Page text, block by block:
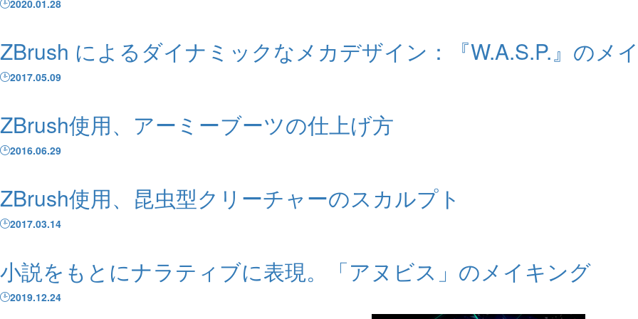
2020.01.28
ZBrush によるダイナミックなメカデザイン：『W.A.S.P.』のメ
2017.05.09
ZBrush使用、アーミーブーツの仕上げ方
2016.06.29
ZBrush使用、昆虫型クリーチャーのスカルプト
2017.03.14
小説をもとにナラティブに表現。「アヌビス」のメイキング
2019.12.24